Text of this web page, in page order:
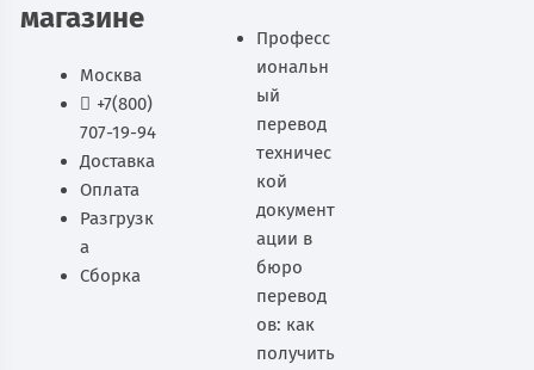
магазине
Москва
+7(800)
707-19-94
Доставка
Оплата
Разгрузк
а
Сборка
Професс
иональн
ый
перевод
техничес
кой
документ
ации в
бюро
перевод
ов: как
получить